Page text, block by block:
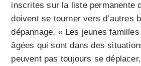
inscrites sur la liste permanente
doivent se tourner vers d’autres
dépannage. « Les jeunes
âgées qui sont dans des
peuvent pas toujours se